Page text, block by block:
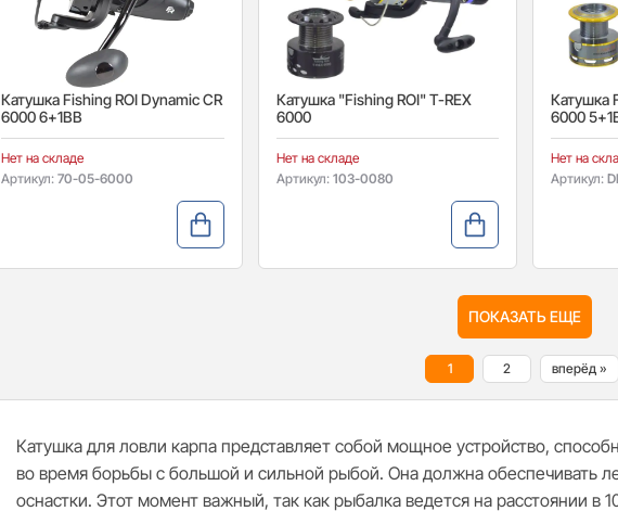
Катушка Fishing ROI Dynamic CR
6000 6+1BB
Нет на складе
Артикул: 70-05-6000
Катушка "Fishing ROI" T-REX
6000
Нет на складе
Артикул: 103-0080
Катушка
6000
Нет на
Артикул:
ПОКАЗАТЬ ЕЩЕ
1 2 вперёд »
Катушка для ловли карпа представляет собой мощное устройство,
во время борьбы с большой и сильной рыбой. Она должна обеспечивать
оснастки. Этот момент важный, так как рыбалка ведется на расстоянии в